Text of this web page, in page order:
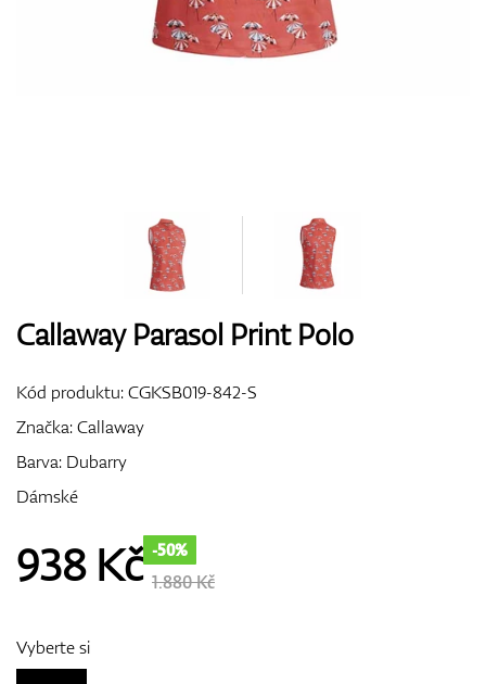
Rukavice
Doplňky
Callaway Parasol Print Polo
Kód produktu:CGKSB019-842-S
Značka:Callaway
Barva: Dubarry
Dámské
938Kč -50%
1.880 Kč
Vyberte si